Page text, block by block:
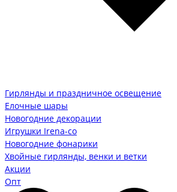
Гирлянды и праздничное освещение
Елочные шары
Новогодние декорации
Игрушки Irena-co
Новогодние фонарики
Хвойные гирлянды, венки и ветки
Акции
Опт